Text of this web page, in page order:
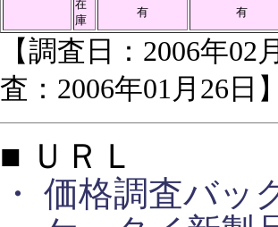
在
庫
有 有
【調査日：2006年02
査：2006年01月26日
■ ＵＲＬ
・ 価格調査バッ